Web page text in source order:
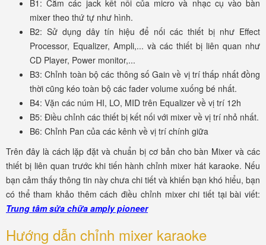
B1: Cắm các jack kết nối của micro và nhạc cụ vào bàn
mixer theo thứ tự như hình.
B2: Sử dụng dây tín hiệu để nối các thiết bị như Effect
Processor, Equalizer, Ampli,... và các thiết bị liên quan như
CD Player, Power monitor,...
B3: Chỉnh toàn bộ các thông số Gain về vị trí thấp nhất đồng
thời cũng kéo toàn bộ các fader volume xuống bé nhất.
B4: Vặn các núm HI, LO, MID trên Equalizer về vị trí 12h
B5: Điều chỉnh các thiết bị kết nối với mixer về vị trí nhỏ nhất.
B6: Chỉnh Pan của các kênh về vị trí chính giữa
Trên đây là cách lặp đặt và chuẩn bị cơ bản cho bàn Mixer và các
thiết bị liên quan trước khi tiến hành chỉnh mixer hát karaoke. Nếu
bạn cảm thấy thông tin này chưa chi tiết và khiến bạn khó hiểu, bạn
có thể tham khảo thêm cách điều chỉnh mixer chi tiết tại bài viết:
Trung tâm sửa chữa amply pioneer
Hướng dẫn chỉnh mixer karaoke